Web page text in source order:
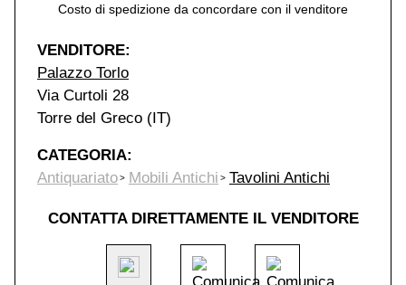
Costo di spedizione da concordare con il venditore
VENDITORE:
Palazzo Torlo
Via Curtoli 28
Torre del Greco (IT)
CATEGORIA:
Antiquariato
Mobili Antichi Tavolini Antichi
CONTATTA DIRETTAMENTE IL VENDITORE